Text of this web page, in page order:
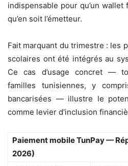
indispensable pour qu’un
qu’en soit l’émetteur.
Fait marquant du trimestre : les
scolaires ont été intégrés au
Ce cas d’usage concret —
familles tunisiennes, y
bancarisées — illustre le
comme levier d’inclusion
Paiement mobile TunPay —
2026)